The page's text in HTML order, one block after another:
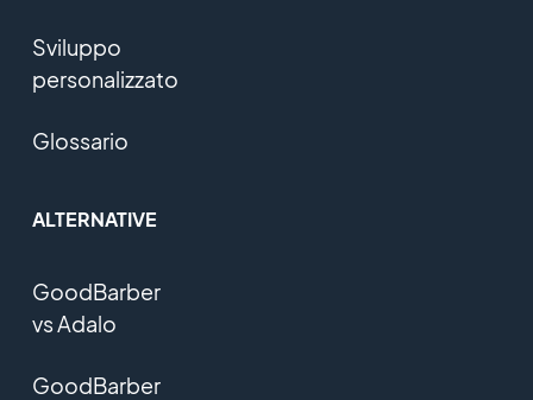
Sviluppo
personalizzato
Glossario
ALTERNATIVE
GoodBarber
vs Adalo
GoodBarber